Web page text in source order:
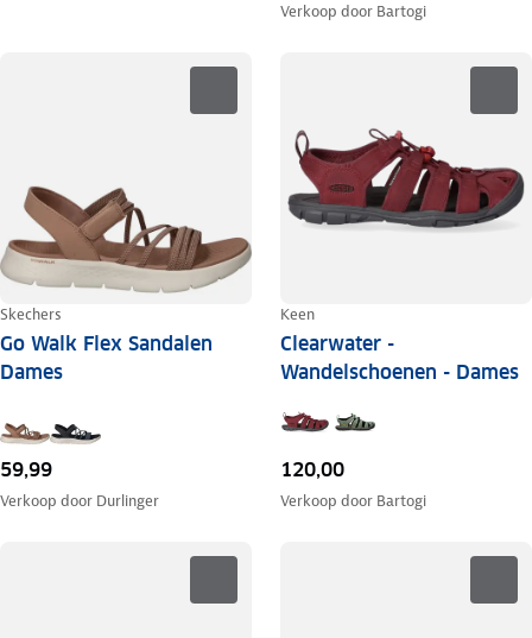
Verkoop door Bartogi
Skechers
Go Walk Flex Sandalen
Dames
59,99
Verkoop door Durlinger
Keen
Clearwater -
Wandelschoenen - Dames
120,00
Verkoop door Bartogi